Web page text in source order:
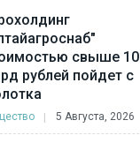
свыше 10
рублей пойдет с
5 Августа, 2026